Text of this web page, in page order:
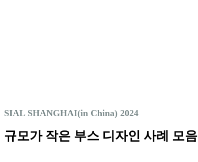
SIAL SHANGHAI(in China) 2024
규모가 작은 부스 디자인 사례 모음